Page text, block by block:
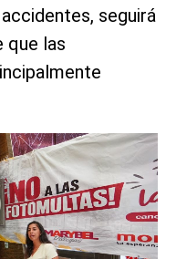
seguirá
que las